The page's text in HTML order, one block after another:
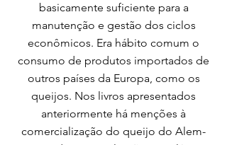
basicamente suficiente para a
manutenção e gestão dos ciclos
econômicos. Era hábito comum o
consumo de produtos importados de
outros países da Europa, como os
queijos. Nos livros apresentados
anteriormente há menções à
comercialização do queijo do Alem-